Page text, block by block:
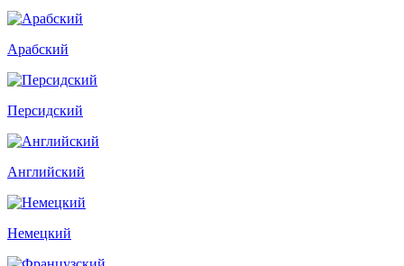
Арабский
Персидский
Английский
Немецкий